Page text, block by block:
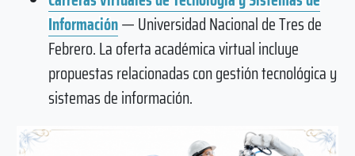
Información— Universidad Nacional de Tres de
Febrero. La oferta académica virtual incluye
propuestas relacionadas con gestión tecnológica y
sistemas de información.